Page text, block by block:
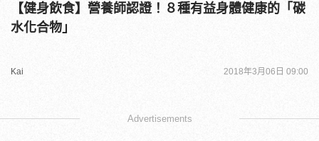
【健身飲食】營養師認證！８種有益身體健康的「碳
水化合物」
Kai 2018年3月06日 09:00
Advertisements